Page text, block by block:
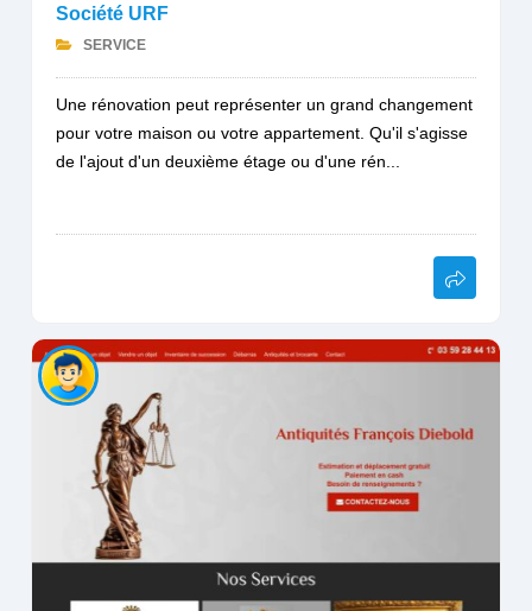
Société URF
SERVICE
Une rénovation peut représenter un grand changement
pour votre maison ou votre appartement. Qu'il s'agisse
de l'ajout d'un deuxième étage ou d'une rén...